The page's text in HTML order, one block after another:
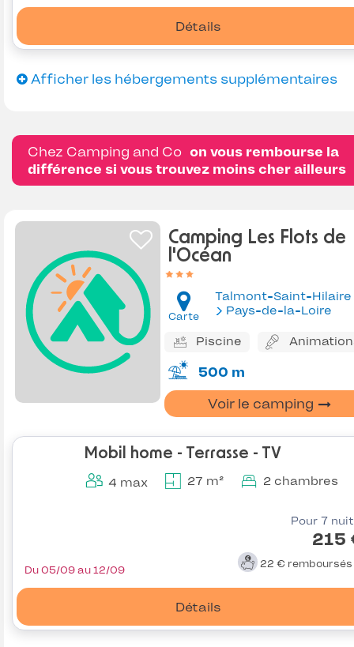
Détails
Afficher les hébergements supplémentaires
Chez Camping and Co on vous rembourse la
différence si vous trouvez moins cher ailleurs
Camping Les Flots de
l'Océan
Carte
Talmont-Saint-Hilaire
Pays-de-la-Loire
Piscine
500 m
Voir le camping
Mobil home - Terrasse - TV
4 max 27 m² 2 chambres
Pour 7
215
22 € remboursés
Détails
Du 05/09 au 12/09